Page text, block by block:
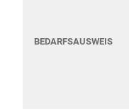
BEDARFSAUSWEIS